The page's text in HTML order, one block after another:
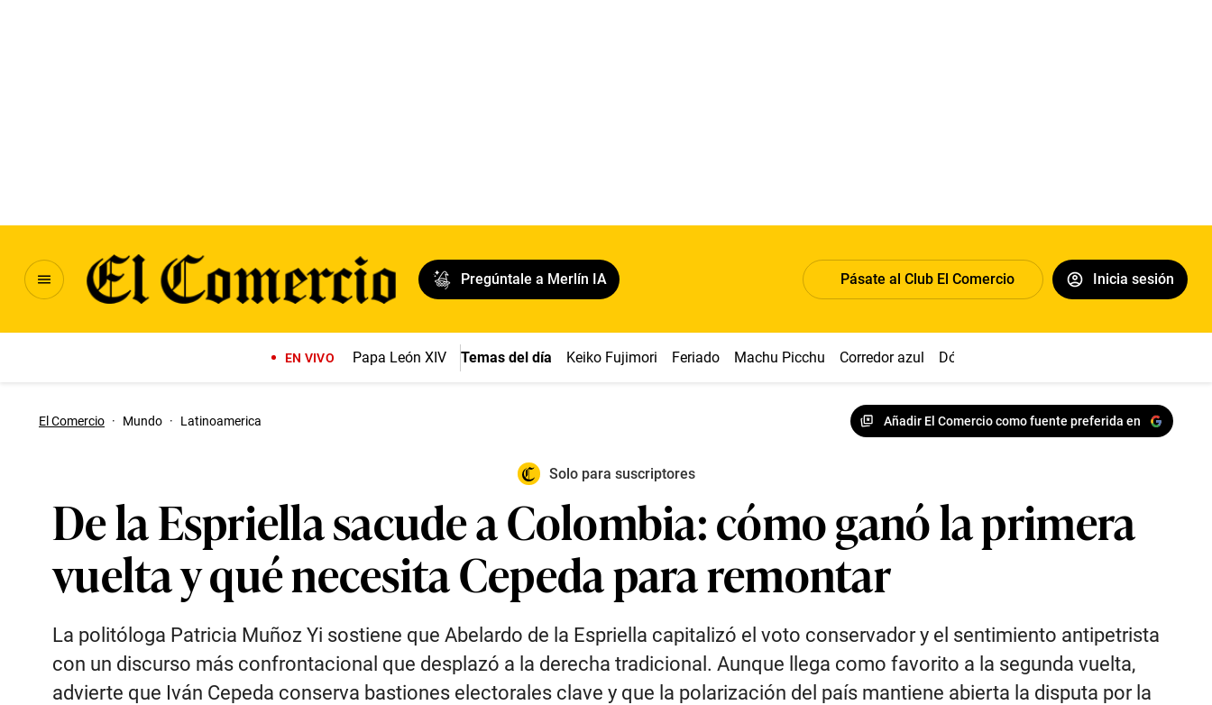
Pregúntale a Merlín IA Pásate al Club El Comercio Inicia sesión
EN VIVO Papa León XIV Temas del día Keiko Fujimori Feriado Machu Picchu Corredor azul Dólar
El Comercio · Mundo · Latinoamerica Añadir El Comercio como fuente preferida en
Solo para suscriptores
De la Espriella sacude a Colombia: cómo ganó la primera
vuelta y qué necesita Cepeda para remontar
La politóloga Patricia Muñoz Yi sostiene que Abelardo de la Espriella capitalizó el voto conservador y el sentimiento antipetrista
con un discurso más confrontacional que desplazó a la derecha tradicional. Aunque llega como favorito a la segunda vuelta,
advierte que Iván Cepeda conserva bastiones electorales clave y que la polarización del país mantiene abierta la disputa por la